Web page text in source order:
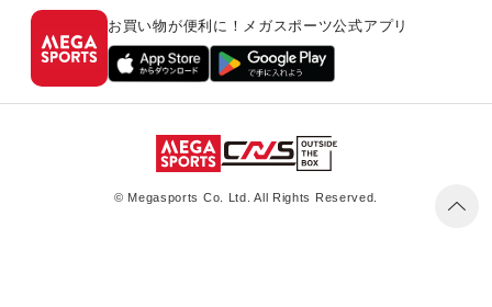
お買い物が便利に！メガスポーツ公式アプリ
© Megasports Co. Ltd. All Rights Reserved.